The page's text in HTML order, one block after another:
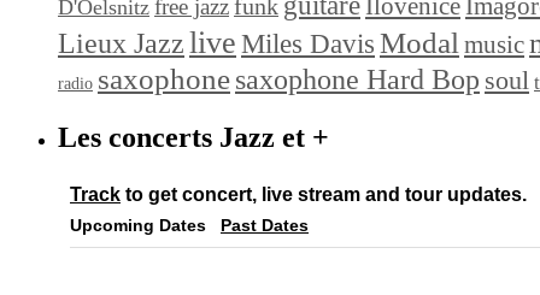
D'Oelsnitz free jazzfunk Ilovenice
Lieux Jazzlive Miles Davis Modal music
radio saxophonesaxophone Hard Bop soul
Les concerts Jazz et +
Track to get concert, live stream and tour updates.
Upcoming Dates Past Dates